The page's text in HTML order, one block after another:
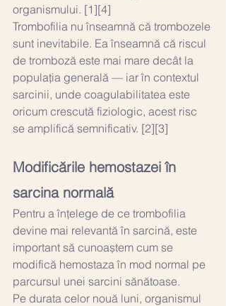
organismului. [1][4]
Trombofilia nu înseamnă că trombozele
sunt inevitabile. Ea înseamnă că riscul
de tromboză este mai mare decât la
populația generală — iar în contextul
sarcinii, unde coagulabilitatea este
oricum crescută fiziologic, acest risc
se amplifică semnificativ. [2][3]
Modificările hemostazei în
sarcina normală
Pentru a înțelege de ce trombofilia
devine mai relevantă în sarcină, este
important să cunoaștem cum se
modifică hemostaza în mod normal pe
parcursul unei sarcini sănătoase.
Pe durata celor nouă luni, organismul